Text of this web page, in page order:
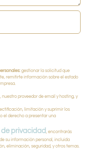
gestionar la solicitud que
remitirte información sobre el estado
proveedor de email y hosting, y
limitación y suprimir los
el derecho a presentar una
privacidad
, encontrarás
su información personal, incluida
eliminación, seguridad, y otros temas.